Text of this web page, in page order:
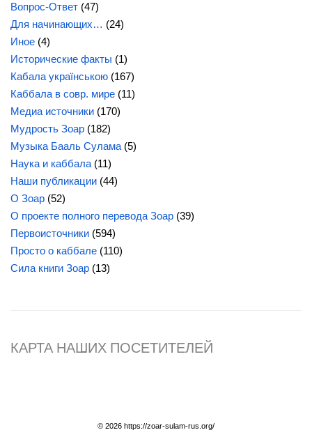
Вопрос-Ответ (47)
Для начинающих… (24)
Иное (4)
Исторические факты (1)
Кабала українською (167)
Каббала в совр. мире (11)
Медиа источники (170)
Мудрость Зоар (182)
Музыка Бааль Сулама (5)
Наука и каббала (11)
Наши публикации (44)
О Зоар (52)
О проекте полного перевода Зоар (39)
Первоисточники (594)
Просто о каббале (110)
Сила книги Зоар (13)
КАРТА НАШИХ ПОСЕТИТЕЛЕЙ
© 2026 https://zoar-sulam-rus.org/